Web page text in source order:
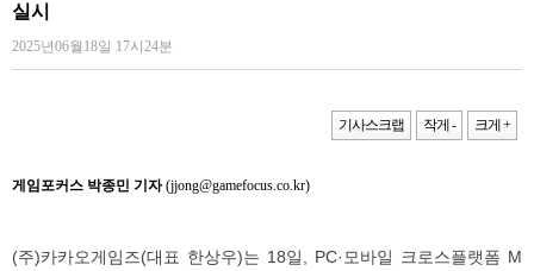
실시
2025년06월18일 17시24분
기사스크랩 작게 - 크게 +
게임포커스 박종민 기자(jjong@gamefocus.co.kr)
(주)카카오게임즈(대표 한상우)는 18일, PC·모바일 크로스플랫폼 M